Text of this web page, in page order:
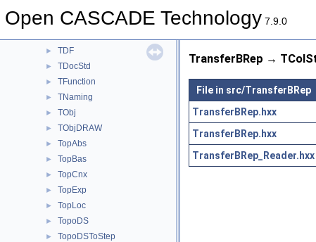
Open CASCADE Technology 7.9.0
► TDataStd
► TDF
► TDocStd
► TFunction
► TNaming
► TObj
► TObjDRAW
► TopAbs
► TopBas
► TopCnx
► TopExp
► TopLoc
► TopoDS
► TopoDSToStep
TransferBRep →
File in src/TransferBRep
TransferBRep.hxx
TransferBRep.hxx
TransferBRep_Reader.hxx